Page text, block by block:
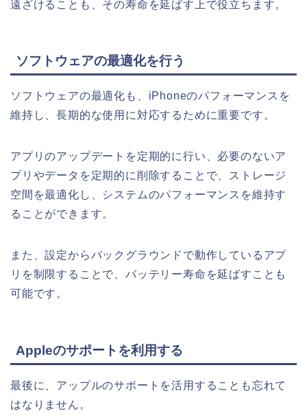
遠ざけることも、その寿命を延ばす上で役立ちます。
ソフトウェアの最適化を行う
ソフトウェアの最適化も、iPhoneのパフォーマンスを
維持し、長期的な使用に対応するために重要です。
アプリのアップデートを定期的に行い、必要のないア
プリやデータを定期的に削除することで、ストレージ
空間を最適化し、システムのパフォーマンスを維持す
ることができます。
また、設定からバックグラウンドで動作しているアプ
リを制限することで、バッテリー寿命を延ばすことも
可能です。
Appleのサポートを利用する
最後に、アップルのサポートを活用することも忘れて
はなりません。